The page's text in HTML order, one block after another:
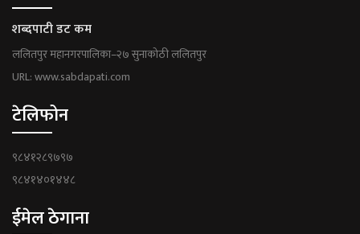
शब्दपाटी डट कम
ललितपुर महानगरपालिका–२७ सुनाकोठी ललितपुर
URL: www.sabdapati.com
टेलिफोन
९८४१२८९७९७
९८४१४०१४४८
ईमेल ठेगाना